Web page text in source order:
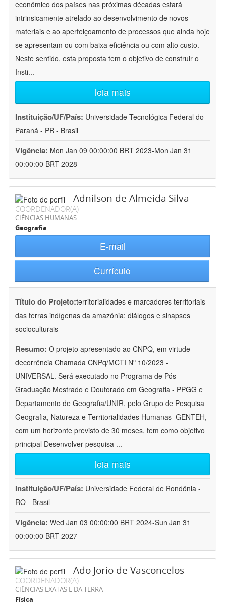
econômico dos países nas próximas décadas estará
intrinsicamente atrelado ao desenvolvimento de novos
materiais e ao aperfeiçoamento de processos que ainda hoje
se apresentam ou com baixa eficiência ou com alto custo.
Neste sentido, esta proposta tem o objetivo de construir o
Insti...
leia mais
Instituição/UF/País: Universidade Tecnológica Federal do
Paraná - PR - Brasil
Vigência: Mon Jan 09 00:00:00 BRT 2023-Mon Jan 31
00:00:00 BRT 2028
Adnilson de Almeida Silva
COORDENADOR(A)
CIÊNCIAS HUMANAS
Geografia
E-mail
Currículo
Título do Projeto:territorialidades e marcadores territoriais
das terras indígenas da amazônia: diálogos e sinapses
socioculturais
Resumo: O projeto apresentado ao CNPQ, em virtude
decorrência Chamada CNPq/MCTI Nº 10/2023 -
UNIVERSAL. Será executado no Programa de Pós-
Graduação Mestrado e Doutorado em Geografia - PPGG e
Departamento de Geografia/UNIR, pelo Grupo de Pesquisa
Geografia, Natureza e Territorialidades Humanas  GENTEH,
com um horizonte previsto de 30 meses, tem como objetivo
principal Desenvolver pesquisa ...
leia mais
Instituição/UF/País: Universidade Federal de Rondônia -
RO - Brasil
Vigência: Wed Jan 03 00:00:00 BRT 2024-Sun Jan 31
00:00:00 BRT 2027
Ado Jorio de Vasconcelos
COORDENADOR(A)
CIÊNCIAS EXATAS E DA TERRA
Física